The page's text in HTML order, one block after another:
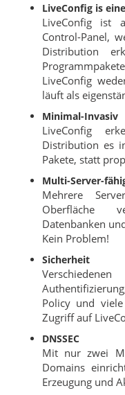
LiveConfig is
LiveConfig ist
Control-Panel,
Distribution
LiveConfig
läuft als
Minimal-Invasiv
LiveConfig
Distribution es
Pakete, statt
Multi-Server-
Mehrere
Oberfläche
Datenbanken
Kein Problem!
Sicherheit
Policy und
Zugriff auf
DNSSEC
Mit nur zwei
Domains
Erzeugung und